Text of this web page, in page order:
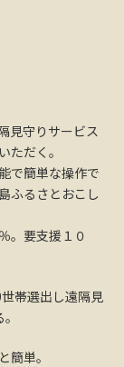
見守りサービス
ただく。
で簡単な操作で
ふるさとおこし
。要支援１０
帯選出し遠隔見
簡単。